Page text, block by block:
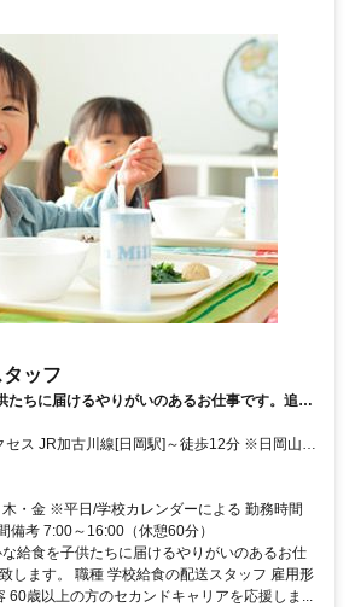
ッフ
たちに届けるやりがいのあるお仕事です。追加
・金 ※平日/学校カレンダーによる 勤務時間
備考 7:00～16:00（休憩60分）
給食を子供たちに届けるやりがいのあるお仕
します。 職種 学校給食の配送スタッフ 雇用形
60歳以上の方のセカンドキャリアを応援しま...